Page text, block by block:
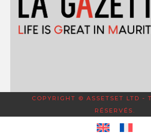
COPYRIGHT © ASSETSET LTD -
RÉSERVÉS.